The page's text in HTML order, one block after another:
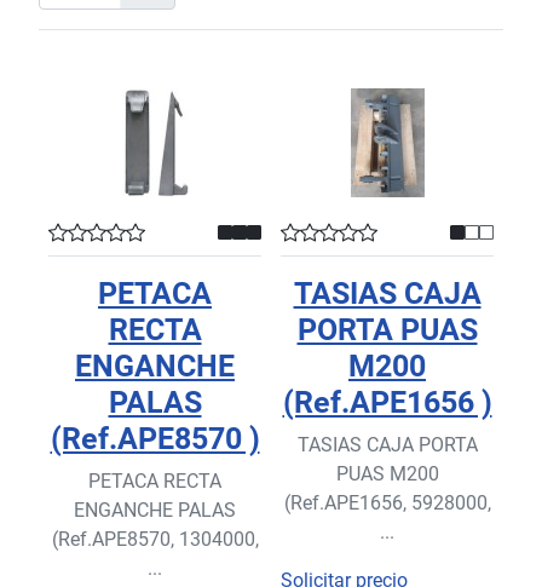
PETACA
RECTA
ENGANCHE
PALAS
(Ref.APE8570 )
PETACA RECTA
ENGANCHE PALAS
(Ref.APE8570, 1304000,
...
TASIAS CAJA
PORTA PUAS
M200
(Ref.APE1656 )
TASIAS CAJA PORTA
PUAS M200
(Ref.APE1656, 5928000,
...
Solicitar precio